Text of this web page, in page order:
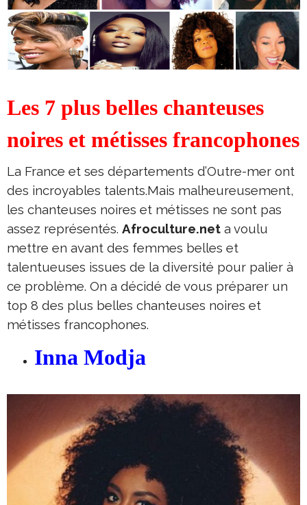
Les 7 plus belles chanteuses
noires et métisses francophones
La France et ses départements d’Outre-mer ont
des incroyables talents.Mais malheureusement,
les chanteuses noires et métisses ne sont pas
assez représentés. Afroculture.net a voulu
mettre en avant des femmes belles et
talentueuses issues de la diversité pour palier à
ce problème. On a décidé de vous préparer un
top 8 des plus belles chanteuses noires et
métisses francophones.
Inna Modja